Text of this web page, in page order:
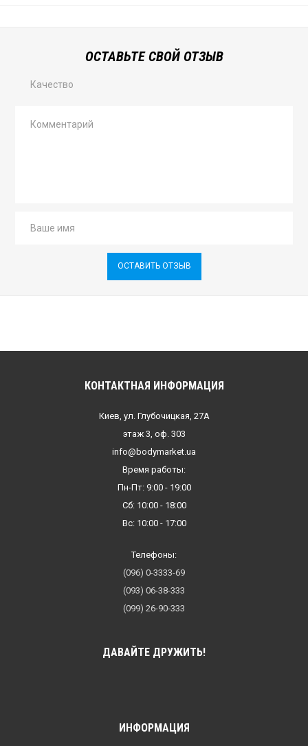
ОСТАВЬТЕ СВОЙ ОТЗЫВ
Качество
ОСТАВИТЬ ОТЗЫВ
КОНТАКТНАЯ ИНФОРМАЦИЯ
Киев, ул. Глубочицкая, 27А
этаж 3, оф. 303
info@bodymarket.ua
Время работы:
Пн-Пт: 9:00 - 19:00
Сб: 10:00 - 18:00
Вс: 10:00 - 17:00
Телефоны:
(096) 0-3333-69
(093) 06-38-333
(099) 26-90-333
ДАВАЙТЕ ДРУЖИТЬ!
ИНФОРМАЦИЯ